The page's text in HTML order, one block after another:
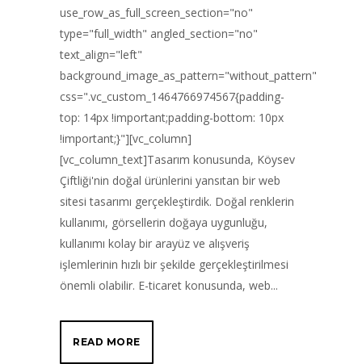
use_row_as_full_screen_section="no"
type="full_width" angled_section="no"
text_align="left"
background_image_as_pattern="without_pattern"
css=".vc_custom_1464766974567{padding-
top: 14px !important;padding-bottom: 10px
!important;}"][vc_column]
[vc_column_text]Tasarım konusunda, Köysev
Çiftliği'nin doğal ürünlerini yansıtan bir web
sitesi tasarımı gerçekleştirdik. Doğal renklerin
kullanımı, görsellerin doğaya uygunluğu,
kullanımı kolay bir arayüz ve alışveriş
işlemlerinin hızlı bir şekilde gerçekleştirilmesi
önemli olabilir. E-ticaret konusunda, web...
READ MORE